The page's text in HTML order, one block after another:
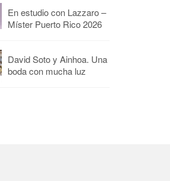
En estudio con Lazzaro –
Míster Puerto Rico 2026
David Soto y Ainhoa. Una
boda con mucha luz